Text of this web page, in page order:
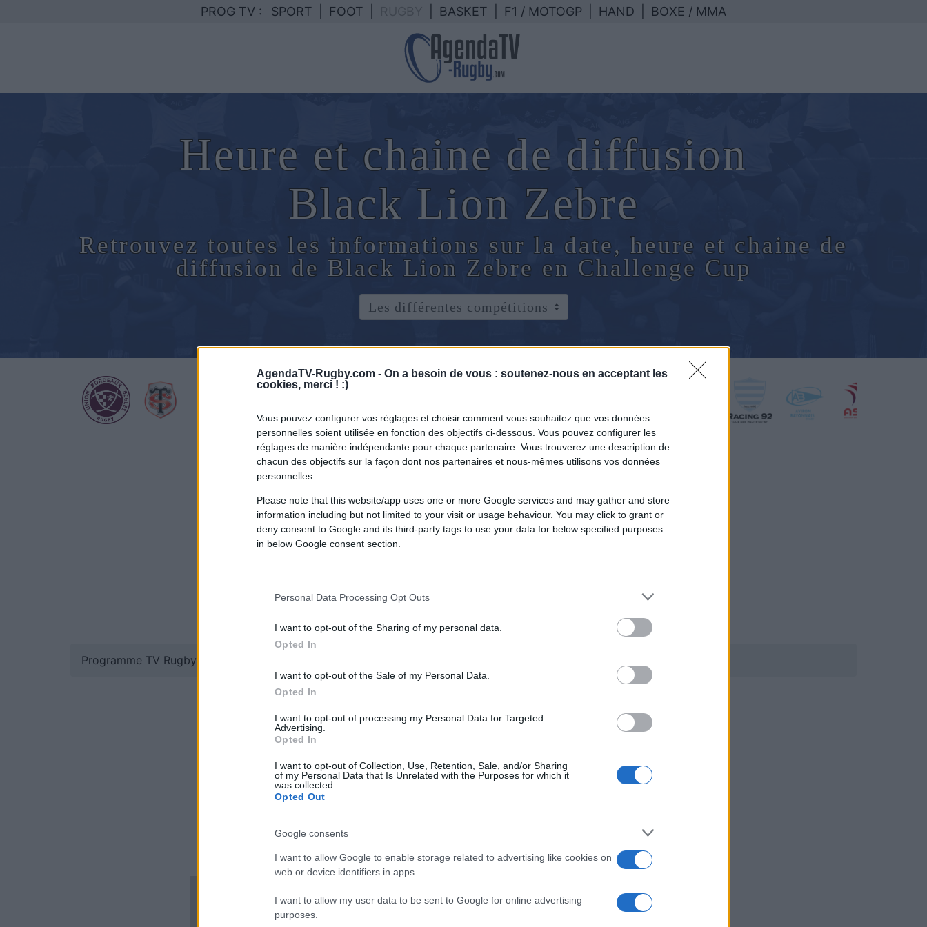
AgendaTV-Rugby.com - On a besoin de vous : soutenez-nous en acceptant les
cookies, merci ! :)
Vous pouvez configurer vos réglages et choisir comment vous souhaitez que vos données
personnelles soient utilisée en fonction des objectifs ci-dessous. Vous pouvez configurer les
réglages de manière indépendante pour chaque partenaire. Vous trouverez une description de
chacun des objectifs sur la façon dont nos partenaires et nous-mêmes utilisons vos données
personnelles.
Please note that this website/app uses one or more Google services and may gather and store
information including but not limited to your visit or usage behaviour. You may click to grant or
deny consent to Google and its third-party tags to use your data for below specified purposes
in below Google consent section.
Personal Data Processing Opt Outs
I want to opt-out of the Sharing of my personal data.
Opted In
I want to opt-out of the Sale of my Personal Data.
Opted In
I want to opt-out of processing my Personal Data for Targeted
Advertising.
Opted In
I want to opt-out of Collection, Use, Retention, Sale, and/or Sharing
of my Personal Data that Is Unrelated with the Purposes for which it
was collected.
Opted Out
Google consents
I want to allow Google to enable storage related to advertising like cookies on
web or device identifiers in apps.
I want to allow my user data to be sent to Google for online advertising
purposes.
PROG TV : SPORT FOOT BASKET F1 / MOTOGP HAND BOXE / MMA
Heure et chaine de diffusion
Black Lion Zebre
Retrouvez toutes les informations sur la date, heure et chaine de
diffusion de Black Lion Zebre en Challenge Cup
Programme TV Rugby
14h00